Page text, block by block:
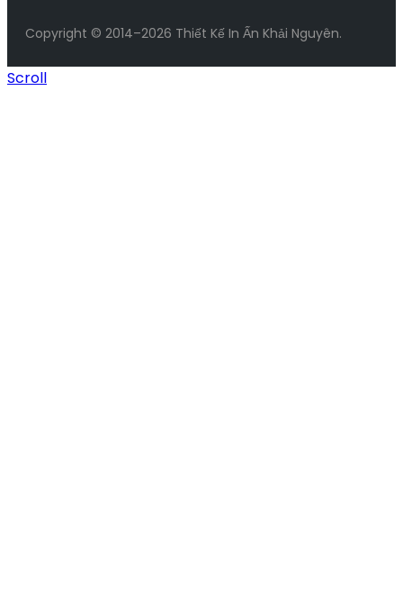
Copyright © 2014–2026 Thiết Kế In Ấn Khải Nguyên.
Scroll